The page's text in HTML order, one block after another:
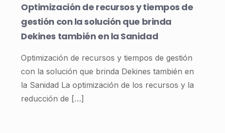
Optimización de recursos y tiempos de
gestión con la solución que brinda
Dekines también en la Sanidad
Optimización de recursos y tiempos de gestión
con la solución que brinda Dekines también en
la Sanidad La optimización de los recursos y la
reducción de […]